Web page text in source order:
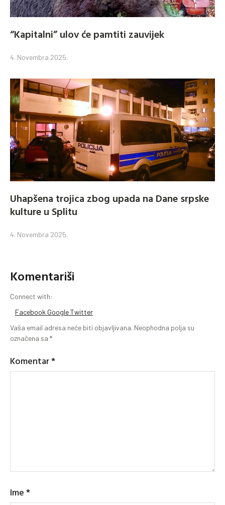
“Kapitalni” ulov će pamtiti zauvijek
4. Novembra 2025.
Uhapšena trojica zbog upada na Dane srpske
kulture u Splitu
4. Novembra 2025.
Komentariši
Connect with:
Facebook GoogleTwitter
Vaša email adresa neće biti objavljivana. Neophodna polja su
označena sa *
Komentar*
Ime*